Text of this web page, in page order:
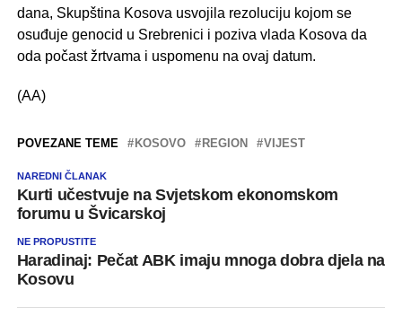
dana, Skupština Kosova usvojila rezoluciju kojom se
osuđuje genocid u Srebrenici i poziva vlada Kosova da
oda počast žrtvama i uspomenu na ovaj datum.
(AA)
POVEZANE TEME KOSOVO REGION VIJEST
NAREDNI ČLANAK
Kurti učestvuje na Svjetskom ekonomskom
forumu u Švicarskoj
NE PROPUSTITE
Haradinaj: Pečat ABK imaju mnoga dobra djela na
Kosovu